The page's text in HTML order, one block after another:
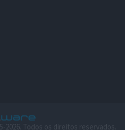
Todos os direitos reservados.